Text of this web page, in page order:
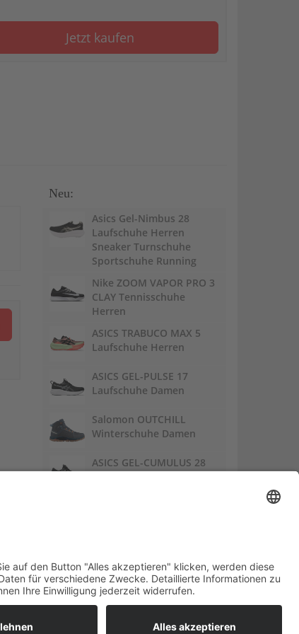
Jetzt kaufen
Neu:
Asics Gel-Nimbus 28
Laufschuhe Herren
Sneaker Turnschuhe
Sportschuhe Running
Nike ZOOM VAPOR PRO 3
CLAY Tennisschuhe
Herren
ASICS TRABUCO MAX 5
Laufschuhe Herren
ASICS GEL-PULSE 17
Laufschuhe Damen
Salomon OUTCHILL
Winterschuhe Damen
ASICS GEL-CUMULUS 28